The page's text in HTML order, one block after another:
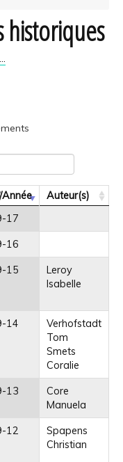
historiques
Année
Auteur(s)
17
16
15
Leroy
Isabelle
14
Verhofstadt
Tom
Smets
Coralie
13
Core
Manuela
12
Spapens
Christian